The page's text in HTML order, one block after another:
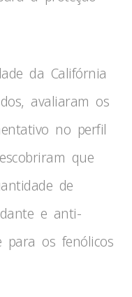
da Califórnia
avaliaram os
no perfil
que
de
e anti-
para os fenólicos